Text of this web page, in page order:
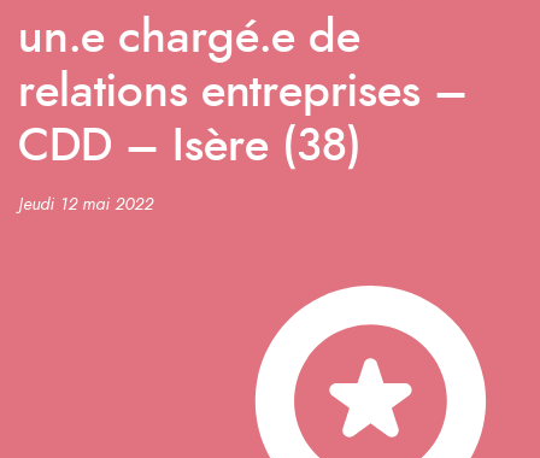
un.e chargé.e de
relations entreprises –
CDD – Isère (38)
Jeudi 12 mai 2022